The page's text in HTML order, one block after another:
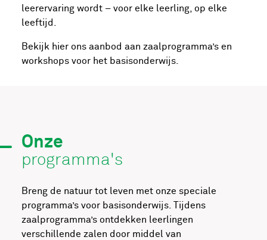
leerervaring wordt – voor elke leerling, op elke
leeftijd.
Bekijk hier ons aanbod aan zaalprogramma’s en
workshops voor het basisonderwijs.
Onze
programma's
Breng de natuur tot leven met onze speciale
programma’s voor basisonderwijs. Tijdens
zaalprogramma’s ontdekken leerlingen
verschillende zalen door middel van